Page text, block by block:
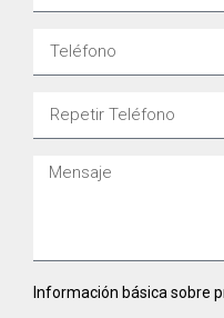
Información básica sobre